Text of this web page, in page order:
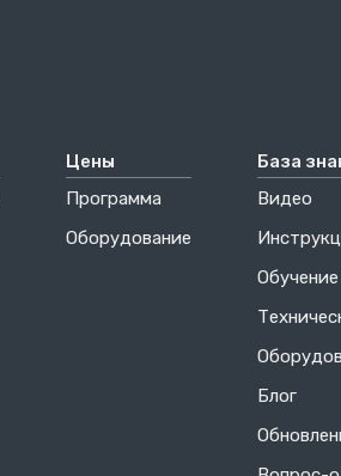
Цены
Программа
Оборудование
База
Видео
Блог